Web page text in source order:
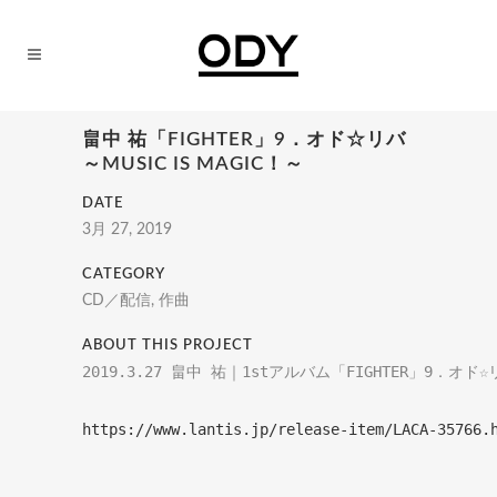
畠中 祐「FIGHTER」9．オド☆リバ
～MUSIC IS MAGIC！～
DATE
3月 27, 2019
CATEGORY
CD／配信, 作曲
ABOUT THIS PROJECT
2019.3.27 畠中 祐｜1stアルバム「FIGHTER」9．オド
https://www.lantis.jp/release-item/LACA-